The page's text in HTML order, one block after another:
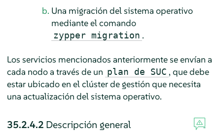
Una migración del sistema operativo
mediante el comando
zypper migration .
Los servicios mencionados anteriormente se envían a
cada nodo a través de un plan de SUC , que debe
estar ubicado en el clúster de gestión que necesita
una actualización del sistema operativo.
35.2.4.2 Descripción general